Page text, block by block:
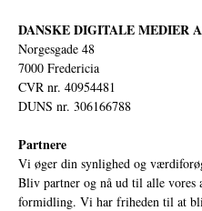
DANSKE DIGITALE MEDIER
Norgesgade 48
7000 Fredericia
CVR nr. 40954481
DUNS nr. 306166788
Partnere
Vi øger din synlighed og
Bliv partner og nå ud til alle vores
formidling. Vi har friheden til at